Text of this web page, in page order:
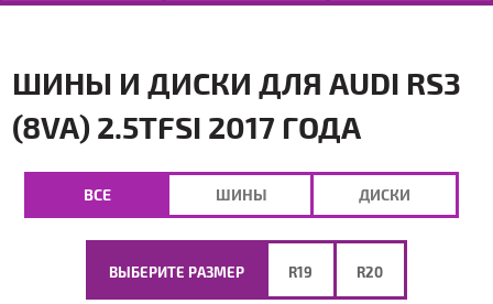
ШИНЫ И ДИСКИ ДЛЯ AUDI RS3
(8VA) 2.5TFSI 2017 ГОДА
ВЫБЕРИТЕ РАЗМЕР R19 R20
ВСЕ ШИНЫ ДИСКИ